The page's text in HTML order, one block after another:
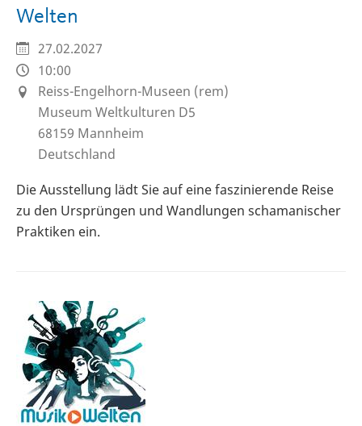
Welten
27.02.2027
10:00
Reiss-Engelhorn-Museen (rem)
Museum Weltkulturen D5
68159 Mannheim
Deutschland
Die Ausstellung lädt Sie auf eine faszinierende Reise
zu den Ursprüngen und Wandlungen schamanischer
Praktiken ein.